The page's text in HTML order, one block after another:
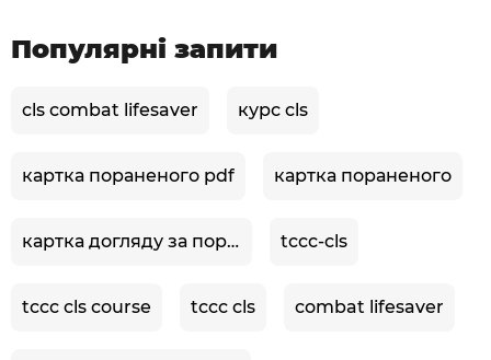
Популярні запити
cls combat lifesaver курс cls
картка пораненого pdf картка пораненого
картка догляду за пораненим в бою tccc-cls
tccc cls course tccc cls combat lifesaver